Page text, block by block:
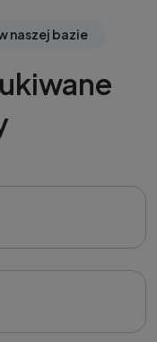
naszej bazie